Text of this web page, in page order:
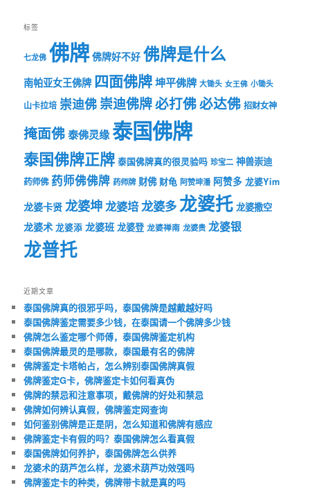
标签
七龙佛 佛牌 佛牌好不好 佛牌是什么
南帕亚女王佛牌 四面佛牌坤平佛牌 大锄头 女王佛 小锄头
山卡拉培 崇迪佛崇迪佛牌必打佛必达佛 招财女神
掩面佛泰佛灵缘泰国佛牌
泰国佛牌正牌 泰国佛牌真的很灵验吗 珍宝二 神兽崇迪
药师佛 药师佛佛牌 药师牌 财佛 财龟 阿赞坤潘 阿赞多 龙婆Yim
龙婆卡贤 龙婆坤龙婆培龙婆多龙婆托 龙婆撒空
龙婆术 龙婆添 龙婆班 龙婆登 龙婆禅南 龙婆贵 龙婆银
龙普托
近期文章
泰国佛牌真的很邪乎吗，泰国佛牌是越戴越好吗
泰国佛牌鉴定需要多少钱，在泰国请一个佛牌多少钱
佛牌怎么鉴定哪个师傅，泰国佛牌鉴定机构
泰国佛牌最灵的是哪款，泰国最有名的佛牌
佛牌鉴定卡塔帕占，怎么辨别泰国佛牌真假
佛牌鉴定G卡，佛牌鉴定卡如何看真伪
佛牌的禁忌和注意事项，戴佛牌的好处和禁忌
佛牌如何辨认真假，佛牌鉴定网查询
如何鉴别佛牌是正是阴，怎么知道和佛牌有感应
佛牌鉴定卡有假的吗？泰国佛牌怎么看真假
泰国佛牌如何养护，泰国佛牌怎么供养
龙婆术的葫芦怎么样，龙婆术葫芦功效强吗
佛牌鉴定卡的种类，佛牌带卡就是真的吗